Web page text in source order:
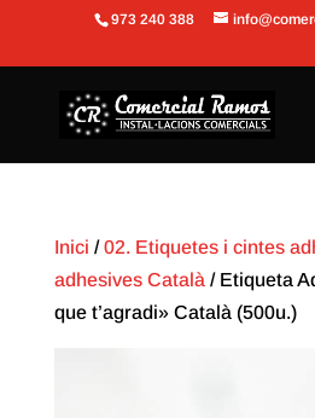
Obre la barra d'eines
973 240 388
Inici /02. Etiquetes i cintes
adhesives Català / Etiqueta
que t’agradi» Català (500u.)